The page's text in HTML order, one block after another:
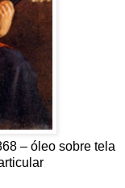
– óleo sobre tela